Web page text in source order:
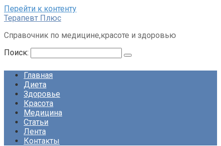
Перейти к контенту
Терапевт Плюс
Справочник по медицине,красоте и здоровью
Поиск:
Главная
Диета
Здоровье
Красота
Медицина
Статьи
Лента
Контакты